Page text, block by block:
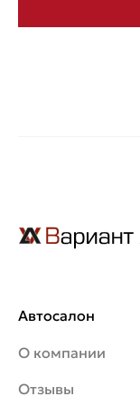
Автосалон
О компании
Отзывы